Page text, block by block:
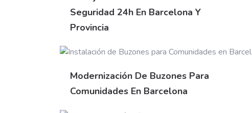
Seguridad 24h En Barcelona Y
Provincia
Modernización De Buzones Para
Comunidades En Barcelona